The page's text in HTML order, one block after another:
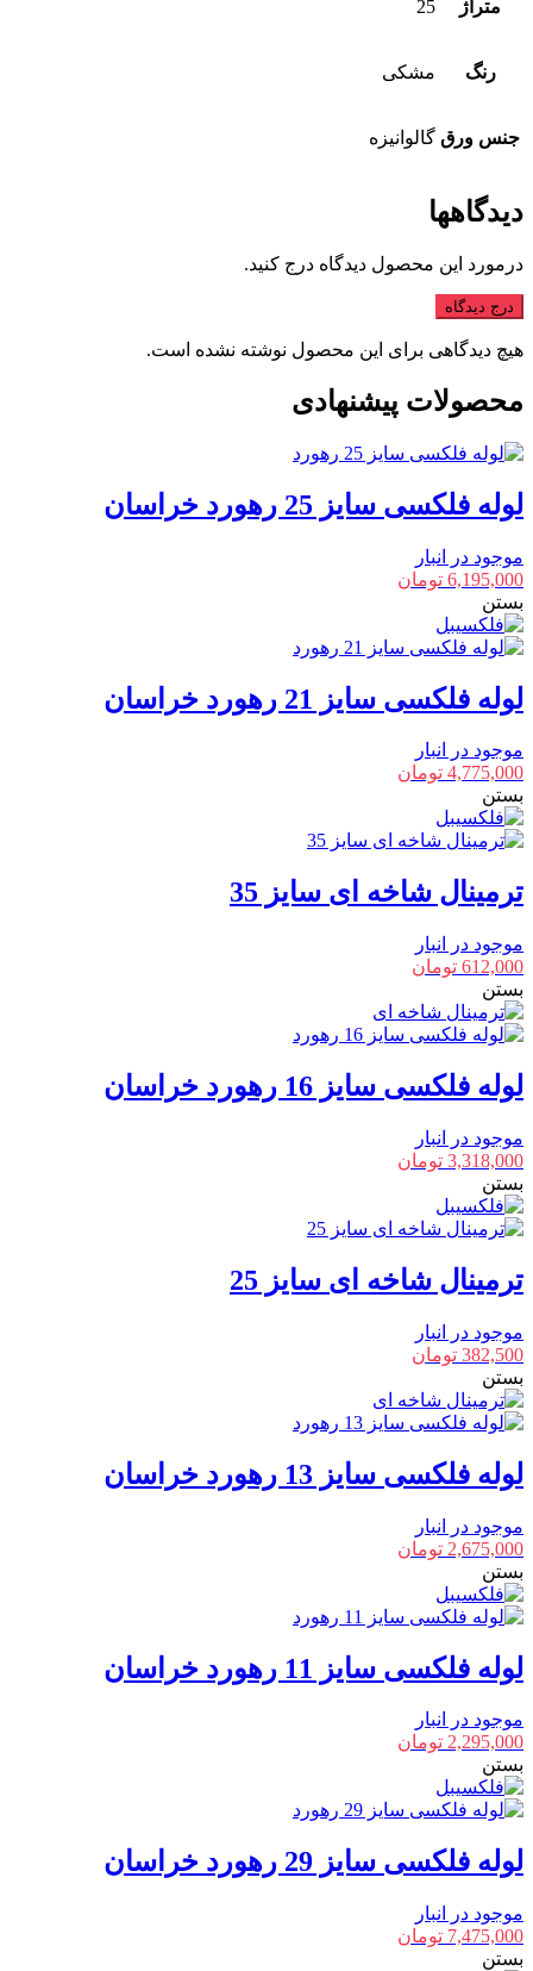
متراژ 25
رنگ مشکی
جنس ورق گالوانیزه
دیدگاهها
درمورد این محصول دیدگاه درج کنید.
درج دیدگاه
هیچ دیدگاهی برای این محصول نوشته نشده است.
محصولات پیشنهادی
لوله فلکسی سایز 25 رهورد خراسان
موجود در انبار
6,195,000 تومان
بستن
لوله فلکسی سایز 21 رهورد خراسان
موجود در انبار
4,775,000 تومان
بستن
ترمینال شاخه ای سایز 35
موجود در انبار
612,000 تومان
بستن
لوله فلکسی سایز 16 رهورد خراسان
موجود در انبار
3,318,000 تومان
بستن
ترمینال شاخه ای سایز 25
موجود در انبار
382,500 تومان
بستن
لوله فلکسی سایز 13 رهورد خراسان
موجود در انبار
2,675,000 تومان
بستن
لوله فلکسی سایز 11 رهورد خراسان
موجود در انبار
2,295,000 تومان
بستن
لوله فلکسی سایز 29 رهورد خراسان
موجود در انبار
7,475,000 تومان
بستن